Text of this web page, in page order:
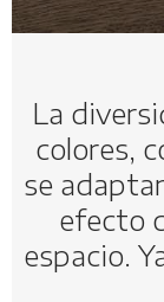
La
colores,
se
efecto
espacio.